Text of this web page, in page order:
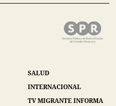
SALUD
INTERNACIONAL
TV MIGRANTE INFORMA